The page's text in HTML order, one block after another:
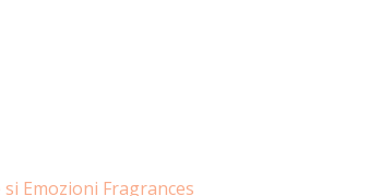
Emozioni Fragrances